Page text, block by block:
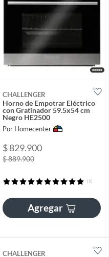
CHALLENGER
Horno de Empotrar Eléctrico
con Gratinador 59.5x54 cm
Negro HE2500
Por Homecenter
$ 829.900
$ 889.900
(6)
Agregar
CHALLENGER